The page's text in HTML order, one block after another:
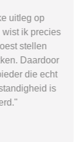
uitleg op
wist ik precies
stellen
Daardoor
die echt
is